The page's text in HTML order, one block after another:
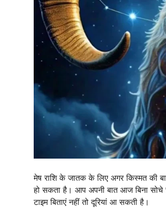
मेष राशि के जातक के लिए अगर किस्मत की
हो सकता है। आप अपनी बात आज बिना
टाइम बिताएं नहीं तो दूरियां आ सकती है।